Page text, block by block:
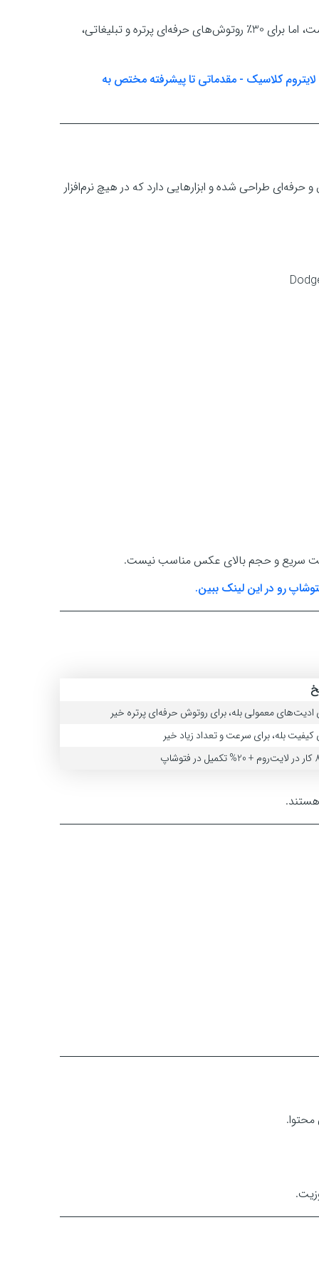
لایت‌روم برای 70٪ نیازهای عکاسان کافی و فوق‌العاده است، اما برای 30٪ روتوش‌های حرفه‌ای پرتره و تبلیغاتی،
کلاسیک - مقدماتی تا پیشرفته مختص به
طراحی شده و ابزارهایی دارد که در هیچ نرم‌افزار
سریع و حجم بالای عکس مناسب نیست.
رو در این لینک ببین.
ادیت‌های معمولی بله، برای روتوش حرفه‌ای پرتره خیر
کیفیت بله، برای سرعت و تعداد زیاد خیر
هستند.
محتوا.